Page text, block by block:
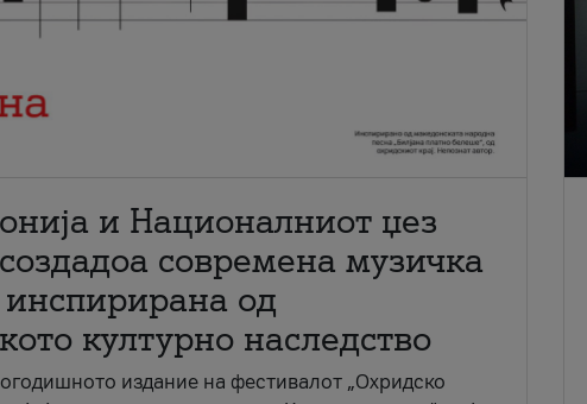
и Националниот џез
современа музичка
од
културно наследство
издание на фестивалот „Охридско